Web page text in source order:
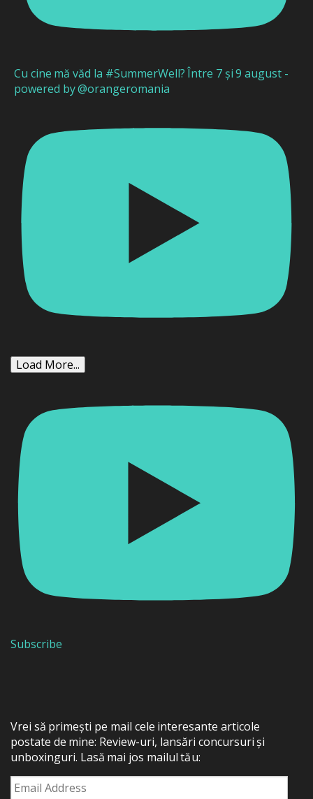
Cu cine mă văd la #SummerWell? Între 7 și 9 august -
powered by @orangeromania
Load More...
Subscribe
Vrei să primești pe mail cele interesante articole
postate de mine: Review-uri, lansări concursuri și
unboxinguri. Lasă mai jos mailul tău:
Email